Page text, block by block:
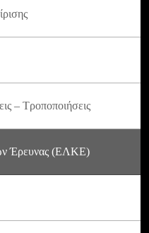
– Τροποποιήσεις
Έρευνας (ΕΛΚΕ)